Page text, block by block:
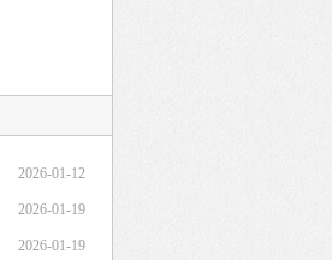
2026-01-12
2026-01-19
2026-01-19